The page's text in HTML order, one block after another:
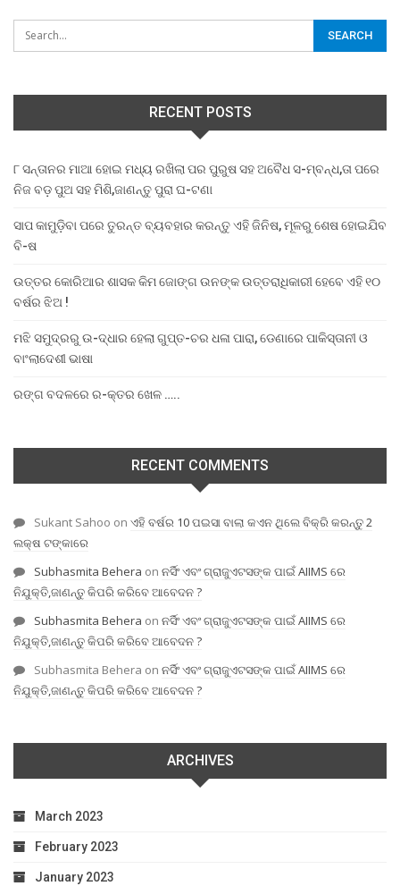
RECENT POSTS
୮ ସନ୍ତାନର ମାଆ ହୋଇ ମଧ୍ୟ ରଖିଲା ପର ପୁରୁଷ ସହ ଅବୈଧ ସ-ମ୍ବନ୍ଧ,ତା ପରେ
ନିଜ ବଡ଼ ପୁଅ ସହ ମିଶି,ଜାଣନ୍ତୁ ପୁରା ଘ-ଟଣା
ସାପ କାମୁଡ଼ିବା ପରେ ତୁରନ୍ତ ବ୍ୟବହାର କରନ୍ତୁ ଏହି ଜିନିଷ, ମୂଳରୁ ଶେଷ ହୋଇଯିବ
ବି-ଷ
ଉତ୍ତର କୋରିଆର ଶାସକ କିମ ଜୋଙ୍ଗ ଉନଙ୍କ ଉତ୍ତରାଧିକାରୀ ହେବେ ଏହି ୧୦
ବର୍ଷର ଝିଅ !
ମଝି ସମୁଦ୍ରରୁ ଉ-ଦ୍ଧାର ହେଲା ଗୁପ୍ତ-ଚର ଧଳା ପାରା, ଡେଣାରେ ପାକିସ୍ତାନୀ ଓ
ବାଂଲାଦେଶୀ ଭାଷା
ରଙ୍ଗ ବଦଳରେ ର-କ୍ତର ଖେଳ …..
RECENT COMMENTS
Sukant Sahoo on ଏହି ବର୍ଷର 10 ପଇସା ବାଲା କଏନ ଥିଲେ ବିକ୍ରି କରନ୍ତୁ 2
ଲକ୍ଷ ଟଙ୍କାରେ
Subhasmita Behera on ନର୍ସିଂ ଏବଂ ଗ୍ରାଜୁଏଟସଙ୍କ ପାଇଁ AIIMS ରେ
ନିଯୁକ୍ତି,ଜାଣନ୍ତୁ କିପରି କରିବେ ଆବେଦନ ?
Subhasmita Behera on ନର୍ସିଂ ଏବଂ ଗ୍ରାଜୁଏଟସଙ୍କ ପାଇଁ AIIMS ରେ
ନିଯୁକ୍ତି,ଜାଣନ୍ତୁ କିପରି କରିବେ ଆବେଦନ ?
Subhasmita Behera on ନର୍ସିଂ ଏବଂ ଗ୍ରାଜୁଏଟସଙ୍କ ପାଇଁ AIIMS ରେ
ନିଯୁକ୍ତି,ଜାଣନ୍ତୁ କିପରି କରିବେ ଆବେଦନ ?
ARCHIVES
March 2023
February 2023
January 2023